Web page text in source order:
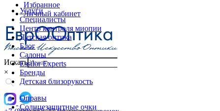
Избранное
Личный кабинет
Искать
×
Услуги
Специалисты
Центр контроля миопии
Детская оптика
Блог
Салоны
Essilor Experts
Бренды
Детская близорукость
Оправы
Солнцезащитные очки